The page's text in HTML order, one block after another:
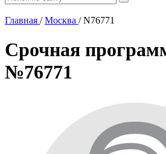
Главная / Москва /N76771
Срочная
№76771